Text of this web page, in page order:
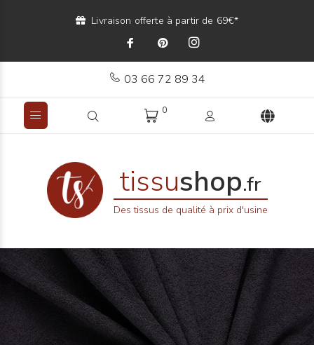
Livraison offerte à partir de 69€*
03 66 72 89 34
0
tissushop.fr
Des tissus de qualité à prix d'usine